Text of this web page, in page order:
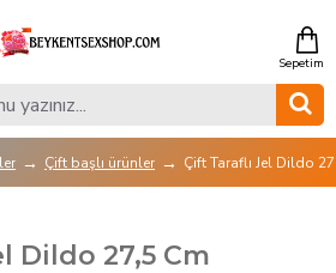
Çift başlı ürünler Çift Taraflı Jel Dildo
Dildo 27,5 Cm